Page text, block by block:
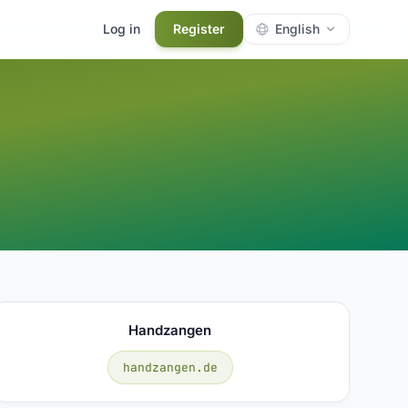
Log in Register English
Handzangen
handzangen.de